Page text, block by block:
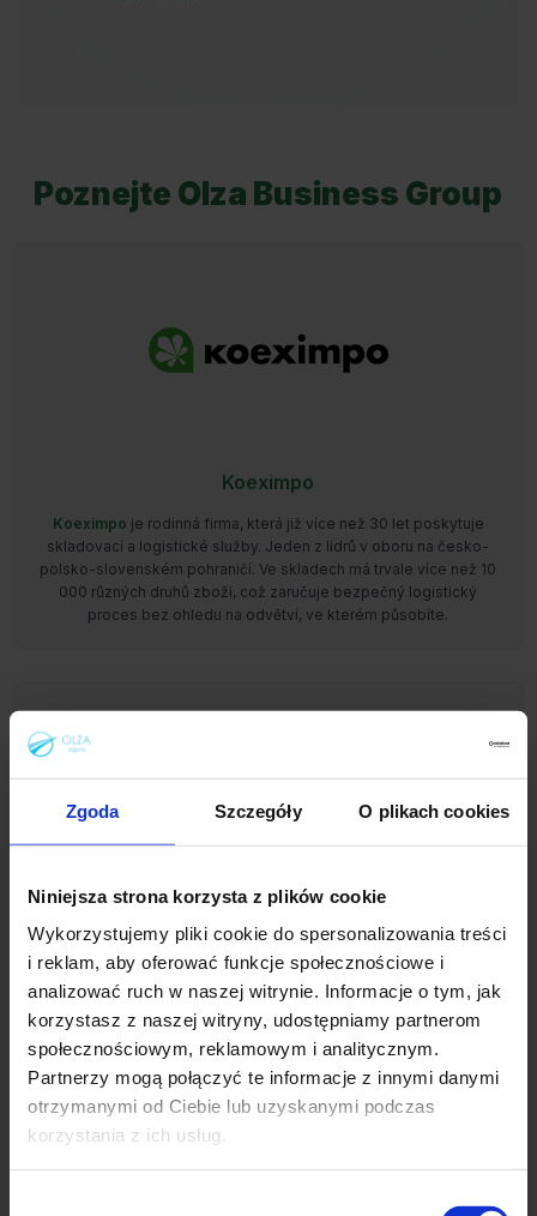
Zgoda Szczegóły O plikach cookies
Niniejsza strona korzysta z plików cookie
Wykorzystujemy pliki cookie do spersonalizowania treści
i reklam, aby oferować funkcje społecznościowe i
analizować ruch w naszej witrynie. Informacje o tym, jak
korzystasz z naszej witryny, udostępniamy partnerom
społecznościowym, reklamowym i analitycznym.
Partnerzy mogą połączyć te informacje z innymi danymi
otrzymanymi od Ciebie lub uzyskanymi podczas
korzystania z ich usług.
Poznejte Olza Business Group
Koeximpo
Koeximpo je rodinná firma, která již více než 30 let poskytuje
skladovací a logistické služby. Jeden z lídrů v oboru na česko-
polsko-slovenském pohraničí. Ve skladech má trvale více než 10
000 různých druhů zboží, což zaručuje bezpečný logistický
proces bez ohledu na odvětví, ve kterém působíte.
Olza Logistic se za 11 let stala první volbou pro polské e-shopy
prodávající zboží zákazníkům ve střední avýchodní Evropě.
Disponuje kompletním logistickým řetězcem založeným
na vlastních, každodenních line-haul přepravách, lokálních
skladech pro vrácení a unikátních doplňkových službách pro e-
commerce.